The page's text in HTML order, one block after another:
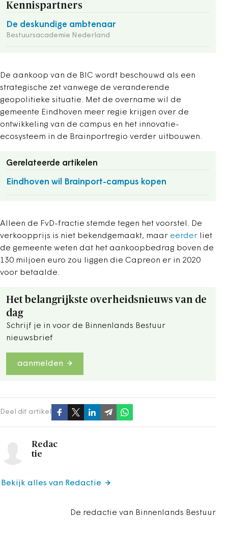
Kennispartners
De deskundige ambtenaar
Bestuursacademie Nederland
De aankoop van de BIC wordt beschouwd als een
strategische zet vanwege de veranderende
geopolitieke situatie. Met de overname wil de
gemeente Eindhoven meer regie krijgen over de
ontwikkeling van de campus en het innovatie-
ecosysteem in de Brainportregio verder uitbouwen.
Gerelateerde artikelen
Eindhoven wil Brainport-campus kopen
Alleen de FvD-fractie stemde tegen het voorstel. De
verkoopprijs is niet bekendgemaakt, maar eerder liet
de gemeente weten dat het aankoopbedrag boven de
130 miljoen euro zou liggen die Capreon er in 2020
voor betaalde.
Het belangrijkste overheidsnieuws van de
dag
Schrijf je in voor de Binnenlands Bestuur
nieuwsbrief
aanmelden
Deel dit artikel
Redac
tie
De redactie van Binnenlands Bestuur
Bekijk alles van Redactie